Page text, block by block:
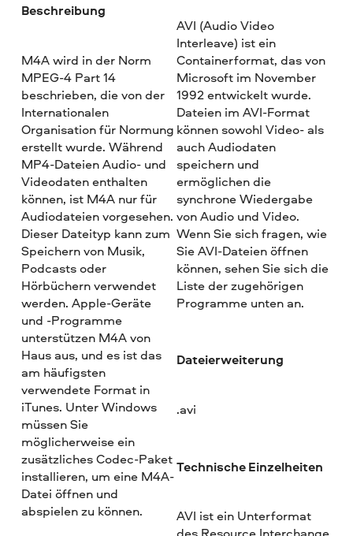
Beschreibung
M4A wird in der Norm
MPEG-4 Part 14
beschrieben, die von der
Internationalen
Organisation für Normung
erstellt wurde. Während
MP4-Dateien Audio- und
Videodaten enthalten
können, ist M4A nur für
Audiodateien vorgesehen.
Dieser Dateityp kann zum
Speichern von Musik,
Podcasts oder
Hörbüchern verwendet
werden. Apple-Geräte
und -Programme
unterstützen M4A von
Haus aus, und es ist das
am häufigsten
verwendete Format in
iTunes. Unter Windows
müssen Sie
möglicherweise ein
zusätzliches Codec-Paket
installieren, um eine M4A-
Datei öffnen und
abspielen zu können.
AVI (Audio Video
Interleave) ist ein
Containerformat, das von
Microsoft im November
1992 entwickelt wurde.
Dateien im AVI-Format
können sowohl Video- als
auch Audiodaten
speichern und
ermöglichen die
synchrone Wiedergabe
von Audio und Video.
Wenn Sie sich fragen, wie
Sie AVI-Dateien öffnen
können, sehen Sie sich die
Liste der zugehörigen
Programme unten an.
Dateierweiterung
.avi
Technische Einzelheiten
AVI ist ein Unterformat